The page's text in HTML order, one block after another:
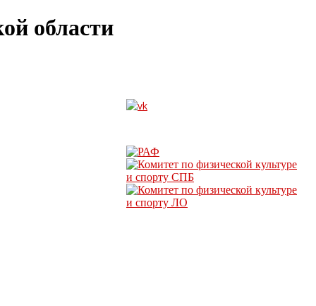
области